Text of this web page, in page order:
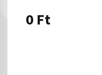
0 Ft